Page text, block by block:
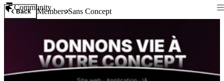
Community
Back MembersSans Concept